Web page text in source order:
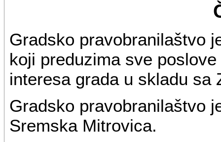
Gradsko pravobranilaštvo
koji preduzima sve
interesa grada u skladu sa
Gradsko pravobranilaštvo
Sremska Mitrovica.